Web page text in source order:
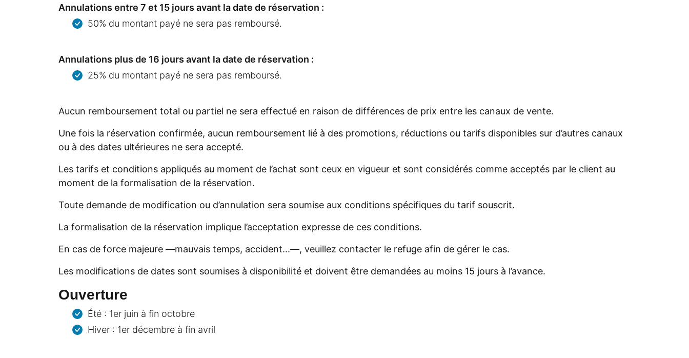
Annulations entre 7 et 15 jours avant la date de réservation :
50% du montant payé ne sera pas remboursé.
Annulations plus de 16 jours avant la date de réservation :
25% du montant payé ne sera pas remboursé.
Aucun remboursement total ou partiel ne sera effectué en raison de différences de prix entre les canaux de vente.
Une fois la réservation confirmée, aucun remboursement lié à des promotions, réductions ou tarifs disponibles sur d’autres canaux
ou à des dates ultérieures ne sera accepté.
Les tarifs et conditions appliqués au moment de l’achat sont ceux en vigueur et sont considérés comme acceptés par le client au
moment de la formalisation de la réservation.
Toute demande de modification ou d’annulation sera soumise aux conditions spécifiques du tarif souscrit.
La formalisation de la réservation implique l’acceptation expresse de ces conditions.
En cas de force majeure —mauvais temps, accident...—, veuillez contacter le refuge afin de gérer le cas.
Les modifications de dates sont soumises à disponibilité et doivent être demandées au moins 15 jours à l’avance.
Ouverture
Été : 1er juin à fin octobre
Hiver : 1er décembre à fin avril